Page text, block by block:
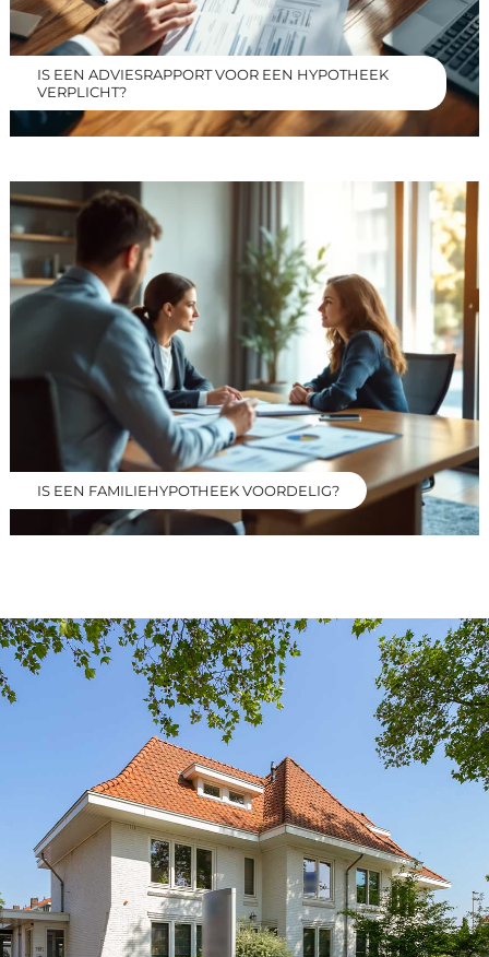
IS EEN ADVIESRAPPORT VOOR EEN HYPOTHEEK
VERPLICHT?
IS EEN FAMILIEHYPOTHEEK VOORDELIG?